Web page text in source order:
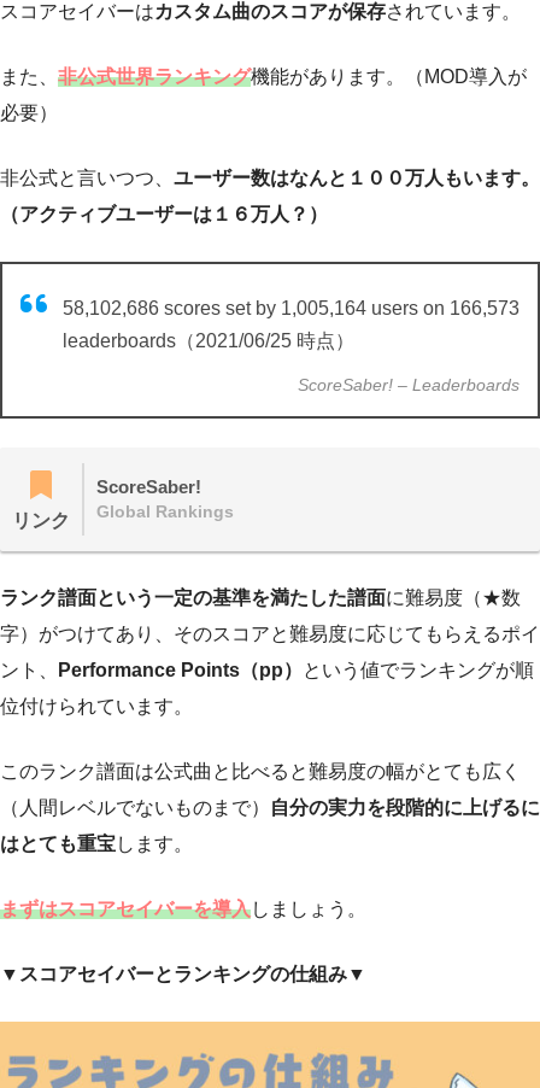
スコアセイバーはカスタム曲のスコアが保存されています。
また、 非公式世界ランキング機能があります。（MOD導入が
必要）
非公式と言いつつ、 ユーザー数はなんと１００万人もいます。
（アクティブユーザーは１６万人？）
58,102,686 scores set by 1,005,164 users on 166,573
leaderboards（2021/06/25 時点）
ScoreSaber! – Leaderboards
リンク
ScoreSaber!
Global Rankings
ランク譜面という一定の基準を満たした譜面に難易度（★数
字）がつけてあり、そのスコアと難易度に応じてもらえるポイ
ント、
Performance Points（pp）
という値でランキングが順
位付けられています。
このランク譜面は公式曲と比べると難易度の幅がとても広く
（人間レベルでないものまで）
自分の実力を段階的に上げるに
はとても重宝します。
まずはスコアセイバーを導入しましょう。
▼スコアセイバーとランキングの仕組み▼